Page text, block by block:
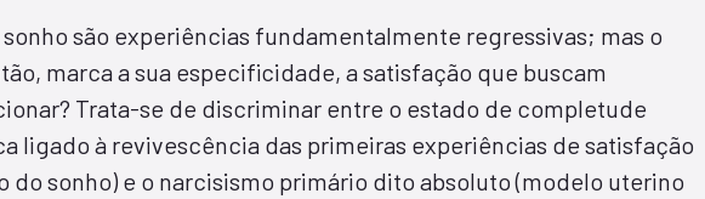
sonho são experiências fundamentalmente regressivas; mas o
marca a sua especificidade, a satisfação que buscam
Trata-se de discriminar entre o estado de completude
ligado à revivescência das primeiras experiências de satisfação
do sonho) e o narcisismo primário dito absoluto (modelo uterino